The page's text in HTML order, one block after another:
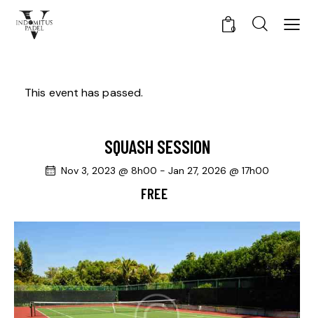
0
This event has passed.
SQUASH SESSION
Nov 3, 2023 @ 8h00 - Jan 27, 2026 @ 17h00
FREE